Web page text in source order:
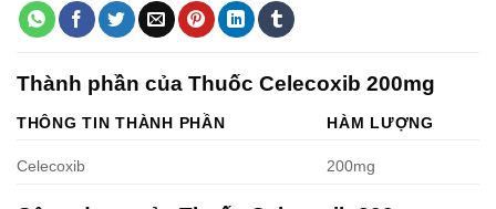
Thành phần của Thuốc Celecoxib 200mg
THÔNG TIN THÀNH PHẦN HÀM LƯỢNG
Celecoxib 200mg